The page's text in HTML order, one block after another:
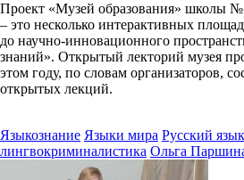
Проект «Музей образования» школы
– это несколько интерактивных
до научно-инновационного
знаний». Открытый лекторий музея
этом году, по словам организаторов,
открытых лекций.
Языкознание Языки мира Русский язык
лингвокриминалистика Ольга